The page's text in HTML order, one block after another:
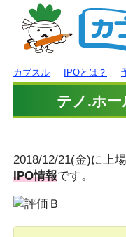
カブスル IPOとは？
テノ.ホ
2018/12/21(金)に上場
IPO情報です。